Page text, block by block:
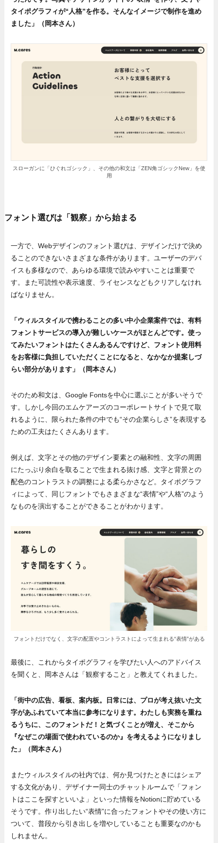
タイポグラフィが“人格”を作る。そんなイメージで制作を進め
ました」（岡本さん）
スローガンに「ひぐれゴシック」、その他の和文は「ZEN角ゴシックNew」を使
用
フォント選びは「観察」から始まる
一方で、Webデザインのフォント選びは、デザインだけで決め
ることのできないさまざまな条件があります。ユーザーのデバ
イスも多様なので、あらゆる環境で読みやすいことは重要で
す。また可読性や表示速度、ライセンスなどもクリアしなけれ
ばなりません。
「ウィルスタイルで携わることの多い中小企業案件では、有料
フォントサービスの導入が難しいケースがほとんどです。使っ
てみたいフォントはたくさんあるんですけど、フォント使用料
をお客様に負担していただくことになると、なかなか提案しづ
らい部分があります」（岡本さん）
そのため和文は、Google Fontsを中心に選ぶことが多いそうで
す。しかし今回のエムケアーズのコーポレートサイトで見て取
れるように、限られた条件の中でも“その企業らしさ”を表現する
ための工夫はたくさんあります。
例えば、文字とその他のデザイン要素との融和性、文字の周囲
にたっぷり余白を取ることで生まれる抜け感、文字と背景との
配色のコントラストの調整による柔らかさなど。タイポグラフ
ィによって、同じフォントでもさまざまな“表情”や“人格”のよう
なものを演出することができることがわかります。
フォントだけでなく、文字の配置やコントラストによって生まれる“表情”がある
最後に、これからタイポグラフィを学びたい人へのアドバイス
を聞くと、岡本さんは「観察すること」と教えてくれました。
「街中の広告、看板、案内板。日常には、プロが考え抜いた文
字があふれていて本当に参考になります。わたしも実務を重ね
るうちに、このフォントだ！と気づくことが増え、そこから
『なぜこの場面で使われているのか』を考えるようになりまし
た」（岡本さん）
またウィルスタイルの社内では、何か見つけたときにはシェア
する文化があり、デザイナー同士のチャットルームで「フォン
トはここを探すといいよ」といった情報をNotionに貯めている
そうです。作り出したい“表情”に合ったフォントやその使い方に
ついて、普段から引き出しを増やしていることも重要なのかも
しれません。